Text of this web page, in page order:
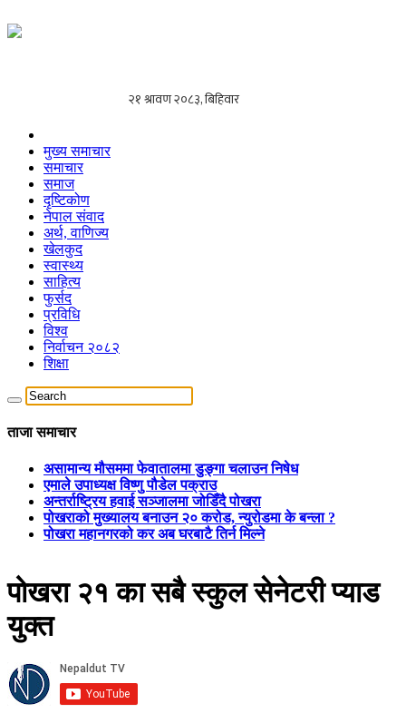
मुख्य समाचार
समाचार
समाज
दृष्टिकोण
नेपाल संवाद
अर्थ, वाणिज्य
खेलकुद
स्वास्थ्य
साहित्य
फुर्सद
प्रविधि
विश्व
निर्वाचन २०८२
शिक्षा
ताजा समाचार
असामान्य मौसममा फेवातालमा डुङ्गा चलाउन निषेध
एमाले उपाध्यक्ष विष्णु पौडेल पक्राउ
अन्तर्राष्ट्रिय हवाई सञ्जालमा जोडिँदै पोखरा
पोखराको मुख्यालय बनाउन २० करोड, न्युरोडमा के बन्ला ?
पोखरा महानगरको कर अब घरबाटै तिर्न मिल्ने
पोखरा २१ का सबै स्कुल सेनेटरी प्याड
युक्त